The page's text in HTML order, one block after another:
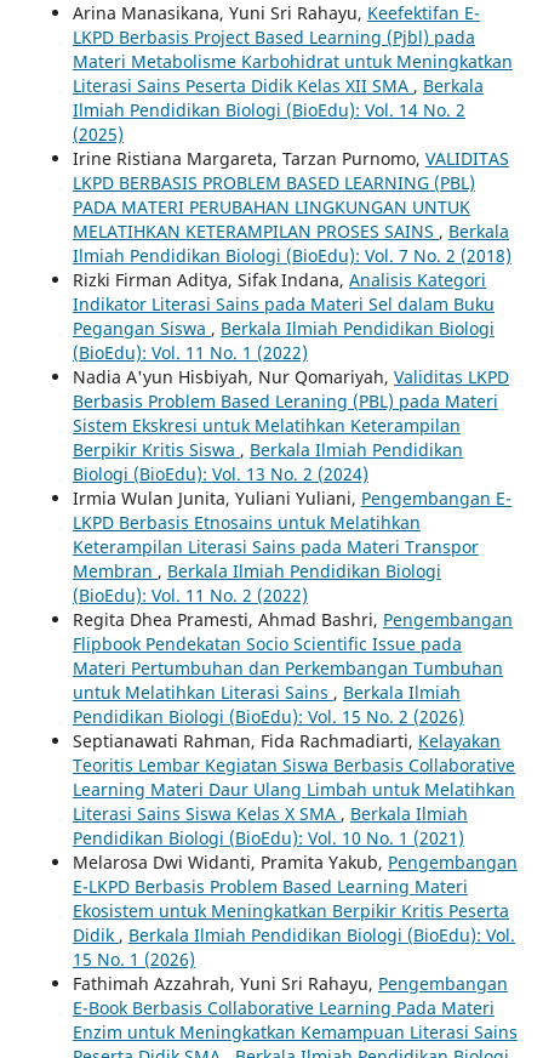
Arina Manasikana, Yuni Sri Rahayu, Keefektifan E-
LKPD Berbasis Project Based Learning (Pjbl) pada
Materi Metabolisme Karbohidrat untuk Meningkatkan
Literasi Sains Peserta Didik Kelas XII SMA , Berkala
Ilmiah Pendidikan Biologi (BioEdu): Vol. 14 No. 2
(2025)
Irine Ristiana Margareta, Tarzan Purnomo, VALIDITAS
LKPD BERBASIS PROBLEM BASED LEARNING (PBL)
PADA MATERI PERUBAHAN LINGKUNGAN UNTUK
MELATIHKAN KETERAMPILAN PROSES SAINS , Berkala
Ilmiah Pendidikan Biologi (BioEdu): Vol. 7 No. 2 (2018)
Rizki Firman Aditya, Sifak Indana, Analisis Kategori
Indikator Literasi Sains pada Materi Sel dalam Buku
Pegangan Siswa , Berkala Ilmiah Pendidikan Biologi
(BioEdu): Vol. 11 No. 1 (2022)
Nadia A'yun Hisbiyah, Nur Qomariyah, Validitas LKPD
Berbasis Problem Based Leraning (PBL) pada Materi
Sistem Ekskresi untuk Melatihkan Keterampilan
Berpikir Kritis Siswa , Berkala Ilmiah Pendidikan
Biologi (BioEdu): Vol. 13 No. 2 (2024)
Irmia Wulan Junita, Yuliani Yuliani, Pengembangan E-
LKPD Berbasis Etnosains untuk Melatihkan
Keterampilan Literasi Sains pada Materi Transpor
Membran , Berkala Ilmiah Pendidikan Biologi
(BioEdu): Vol. 11 No. 2 (2022)
Regita Dhea Pramesti, Ahmad Bashri, Pengembangan
Flipbook Pendekatan Socio Scientific Issue pada
Materi Pertumbuhan dan Perkembangan Tumbuhan
untuk Melatihkan Literasi Sains , Berkala Ilmiah
Pendidikan Biologi (BioEdu): Vol. 15 No. 2 (2026)
Septianawati Rahman, Fida Rachmadiarti, Kelayakan
Teoritis Lembar Kegiatan Siswa Berbasis Collaborative
Learning Materi Daur Ulang Limbah untuk Melatihkan
Literasi Sains Siswa Kelas X SMA , Berkala Ilmiah
Pendidikan Biologi (BioEdu): Vol. 10 No. 1 (2021)
Melarosa Dwi Widanti, Pramita Yakub, Pengembangan
E-LKPD Berbasis Problem Based Learning Materi
Ekosistem untuk Meningkatkan Berpikir Kritis Peserta
Didik , Berkala Ilmiah Pendidikan Biologi (BioEdu): Vol.
15 No. 1 (2026)
Fathimah Azzahrah, Yuni Sri Rahayu, Pengembangan
E-Book Berbasis Collaborative Learning Pada Materi
Enzim untuk Meningkatkan Kemampuan Literasi Sains